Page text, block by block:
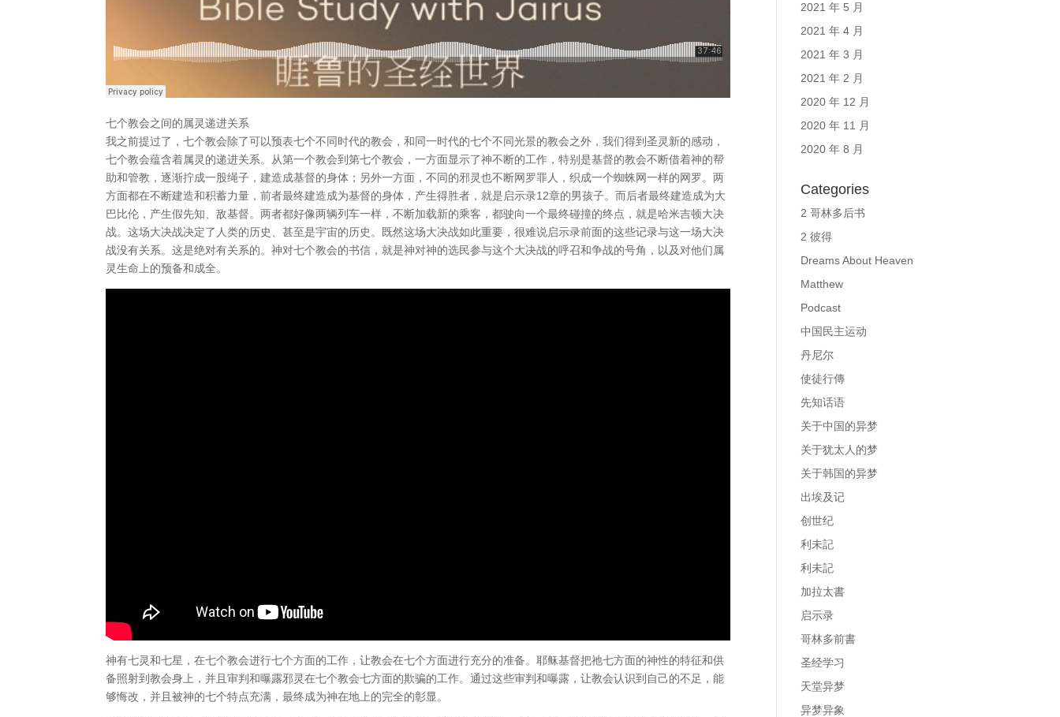
七个教会之间的属灵递进关系
我之前提过了，七个教会除了可以预表七个不同时代的教会，和同一时代的七个不同光景的教会之外，我们得到圣灵新的感动，
七个教会蕴含着属灵的递进关系。从第一个教会到第七个教会，一方面显示了神不断的工作，特别是基督的教会不断借着神的帮
助和管教，逐渐拧成一股绳子，建造成基督的身体；另外一方面，不同的邪灵也不断网罗罪人，织成一个蜘蛛网一样的网罗。两
方面都在不断建造和积蓄力量，前者最终建造成为基督的身体，产生得胜者，就是启示录12章的男孩子。而后者最终建造成为大
巴比伦，产生假先知、敌基督。两者都好像两辆列车一样，不断加载新的乘客，都驶向一个最终碰撞的终点，就是哈米吉顿大决
战。这场大决战决定了人类的历史、甚至是宇宙的历史。既然这场大决战如此重要，很难说启示录前面的这些记录与这一场大决
战没有关系。这是绝对有关系的。神对七个教会的书信，就是神对神的选民参与这个大决战的呼召和争战的号角，以及对他们属
灵生命上的预备和成全。
神有七灵和七星，在七个教会进行七个方面的工作，让教会在七个方面进行充分的准备。耶稣基督把祂七方面的神性的特征和供
备照射到教会身上，并且审判和曝露邪灵在七个教会七方面的欺骗的工作。通过这些审判和曝露，让教会认识到自己的不足，能
够悔改，并且被神的七个特点充满，最终成为神在地上的完全的彰显。
2021 年 5 月
2021 年 4 月
2021 年 3 月
2021 年 2 月
2020 年 12 月
2020 年 11 月
2020 年 8 月
Categories
2 哥林多后书
2 彼得
Dreams About Heaven
Matthew
Podcast
中国民主运动
丹尼尔
使徒行傳
先知话语
关于中国的异梦
关于犹太人的梦
关于韩国的异梦
出埃及记
创世纪
利未記
利未記
加拉太書
启示录
哥林多前書
圣经学习
天堂异梦
异梦异象